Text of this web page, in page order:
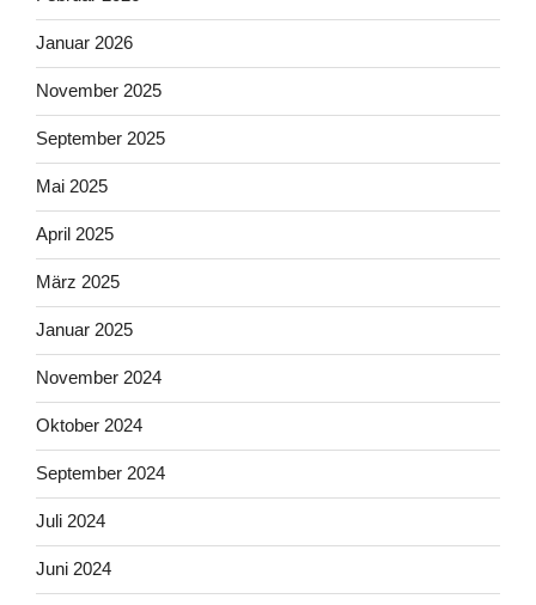
Januar 2026
November 2025
September 2025
Mai 2025
April 2025
März 2025
Januar 2025
November 2024
Oktober 2024
September 2024
Juli 2024
Juni 2024